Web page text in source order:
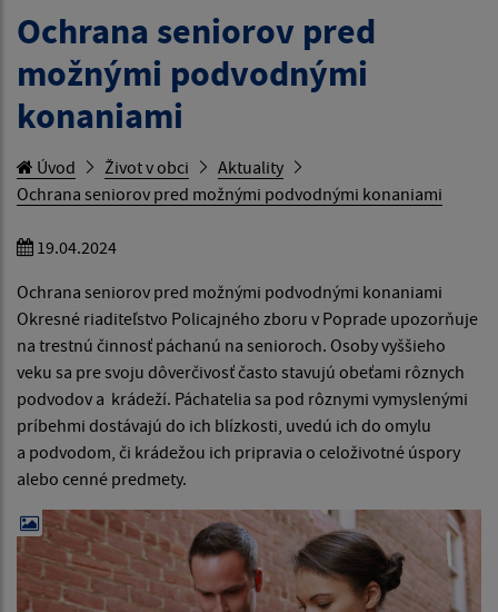
Ochrana seniorov pred
možnými podvodnými
konaniami
Úvod Život v obci
Aktuality
Ochrana seniorov pred možnými podvodnými konaniami
19.04.2024
Ochrana seniorov pred možnými podvodnými konaniami
Okresné riaditeľstvo Policajného zboru v Poprade upozorňuje
na trestnú činnosť páchanú na senioroch. Osoby vyššieho
veku sa pre svoju dôverčivosť často stavujú obeťami rôznych
podvodov a krádeží. Páchatelia sa pod rôznymi vymyslenými
príbehmi dostávajú do ich blízkosti, uvedú ich do omylu
a podvodom, či krádežou ich pripravia o celoživotné úspory
alebo cenné predmety.